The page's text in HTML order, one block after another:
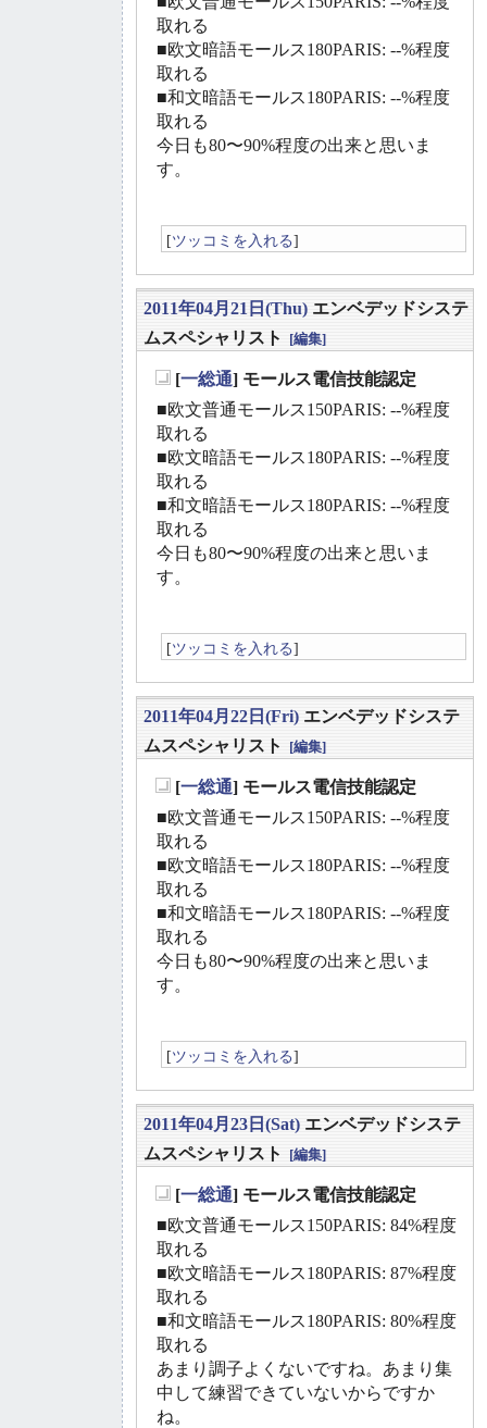
取れる
■欧文暗語モールス180PARIS: --%程度
取れる
■和文暗語モールス180PARIS: --%程度
取れる
今日も80〜90%程度の出来と思いま
す。
[ツッコミを入れる]
2011年04月21日(Thu) エンベデッドシステ
ムスペシャリスト
[編集]
[一総通] モールス電信技能認定
■欧文普通モールス150PARIS: --%程度
取れる
■欧文暗語モールス180PARIS: --%程度
取れる
■和文暗語モールス180PARIS: --%程度
取れる
今日も80〜90%程度の出来と思いま
す。
[ツッコミを入れる]
2011年04月22日(Fri) エンベデッドシステ
ムスペシャリスト
[編集]
[一総通] モールス電信技能認定
■欧文普通モールス150PARIS: --%程度
取れる
■欧文暗語モールス180PARIS: --%程度
取れる
■和文暗語モールス180PARIS: --%程度
取れる
今日も80〜90%程度の出来と思いま
す。
[ツッコミを入れる]
2011年04月23日(Sat) エンベデッドシステ
ムスペシャリスト
[編集]
[一総通] モールス電信技能認定
■欧文普通モールス150PARIS: 84%程度
取れる
■欧文暗語モールス180PARIS: 87%程度
取れる
■和文暗語モールス180PARIS: 80%程度
取れる
あまり調子よくないですね。あまり集
中して練習できていないからですか
ね。